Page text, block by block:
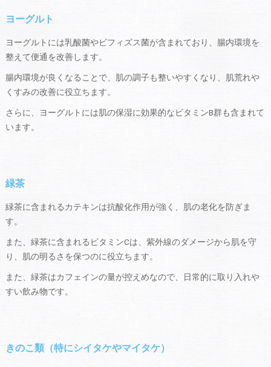
ヨーグルト
ヨーグルトには乳酸菌やビフィズス菌が含まれており、腸内環境を
整えて便通を改善します。
腸内環境が良くなることで、肌の調子も整いやすくなり、肌荒れや
くすみの改善に役立ちます。
さらに、ヨーグルトには肌の保湿に効果的なビタミンB群も含まれて
います。
緑茶
緑茶に含まれるカテキンは抗酸化作用が強く、肌の老化を防ぎま
す。
また、緑茶に含まれるビタミンCは、紫外線のダメージから肌を守
り、肌の明るさを保つのに役立ちます。
また、緑茶はカフェインの量が控えめなので、日常的に取り入れや
すい飲み物です。
きのこ類（特にシイタケやマイタケ）